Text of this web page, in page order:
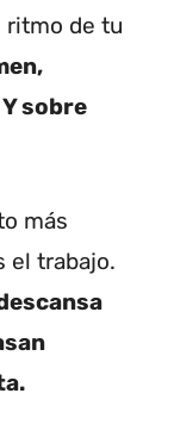
ritmo de tu
sobre
más
el trabajo.